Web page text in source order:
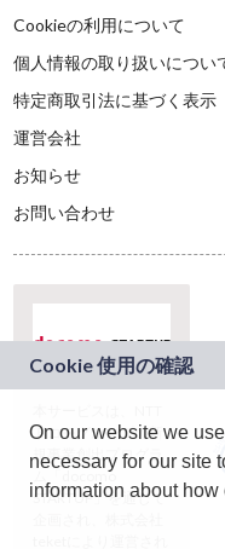
Cookieの利用について
個人情報の取り扱いについ
特定商取引法に基づく表示
運営会社
お知らせ
お問い合わせ
ドコモグループの新
規事業創出プログラ
ム「docomo
STARTUP」を通じて
On our website we
necessary for our site
information about how